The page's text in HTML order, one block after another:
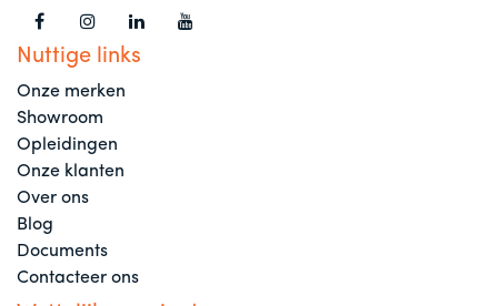
Nuttige links
Onze merken
Showroom
Opleidingen
Onze klanten
Over ons
Blog
Documents
Contacteer ons